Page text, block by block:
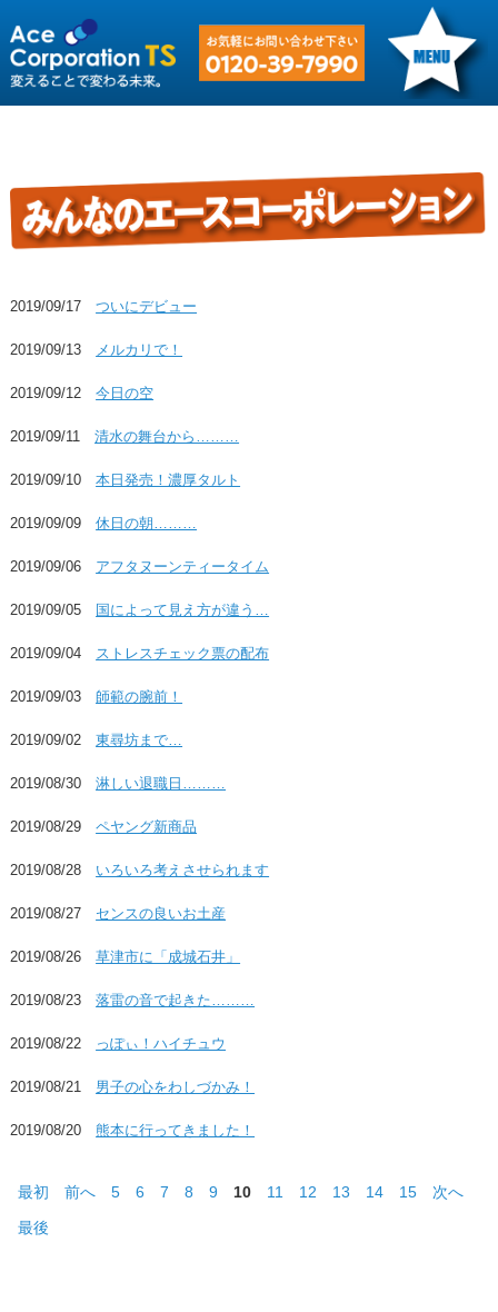
2019/09/17 ついにデビュー
2019/09/13 メルカリで！
2019/09/12 今日の空
2019/09/11 清水の舞台から………
2019/09/10 本日発売！濃厚タルト
2019/09/09 休日の朝………
2019/09/06 アフタヌーンティータイム
2019/09/05 国によって見え方が違う…
2019/09/04 ストレスチェック票の配布
2019/09/03 師範の腕前！
2019/09/02 東尋坊まで…
2019/08/30 淋しい退職日………
2019/08/29 ペヤング新商品
2019/08/28 いろいろ考えさせられます
2019/08/27 センスの良いお土産
2019/08/26 草津市に「成城石井」
2019/08/23 落雷の音で起きた………
2019/08/22 っぽぃ！ハイチュウ
2019/08/21 男子の心をわしづかみ！
2019/08/20 熊本に行ってきました！
最初 前へ 5 6 7 8 9 10 11 12 13 14 15
次へ
最後